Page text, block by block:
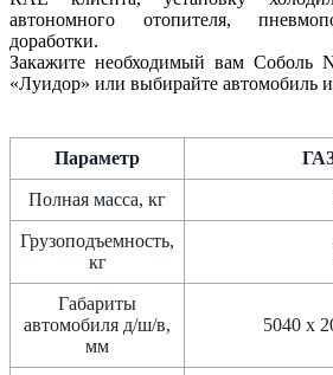
автономного отопителя,
доработки.
Закажите необходимый вам Соболь
«Луидор» или выбирайте автомобиль
Параметр
Полная масса, кг
Грузоподъемность,
кг
Габариты
автомобиля д/ш/в,
мм
5040 x